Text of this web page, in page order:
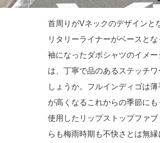
首周りがVネックのデザインと
リタリーライナーがベースと
袖になったダボシャツのイメ
は、丁寧で品のあるステッチ
しょうか。フルインディゴは
が高くなるこれからの季節に
使用したリップストップファ
らも梅雨時期も不快さとは無